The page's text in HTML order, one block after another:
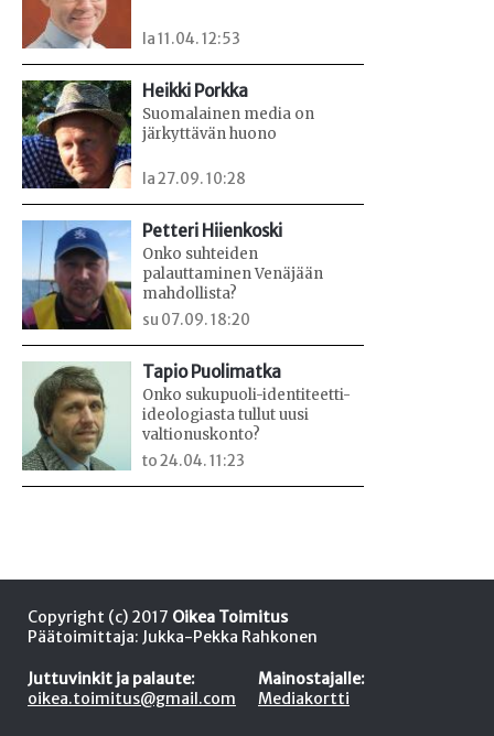
la 11.04. 12:53
Heikki Porkka
Suomalainen media on
järkyttävän huono
la 27.09. 10:28
Petteri Hiienkoski
Onko suhteiden
palauttaminen Venäjään
mahdollista?
su 07.09. 18:20
Tapio Puolimatka
Onko sukupuoli-identiteetti-
ideologiasta tullut uusi
valtionuskonto?
to 24.04. 11:23
Copyright (c) 2017 Oikea Toimitus
Päätoimittaja: Jukka-Pekka Rahkonen
Juttuvinkit ja palaute:
oikea.toimitus@gmail.com
Mainostajalle:
Mediakortti